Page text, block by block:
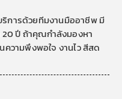
ารด้วยทีมงานมืออาชีพ มี
20 ปี ถ้าคุณกำลังมองหา
วามพึงพอใจ งานไว สีสด